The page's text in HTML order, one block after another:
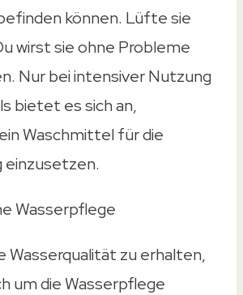
können. Lüfte sie
wirst sie ohne Probleme
Nur bei intensiver Nutzung
bietet es sich an,
Waschmittel für die
einzusetzen.
Wasserpflege
Wasserqualität zu erhalten,
um die Wasserpflege